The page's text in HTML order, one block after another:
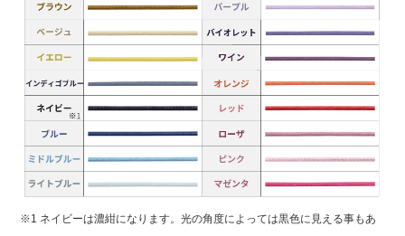
※1 ネイビーは濃紺になります。光の角度によっては黒色に見える事もあ